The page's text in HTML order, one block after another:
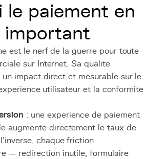
le paiement en
important
est le nerf de la guerre pour toute
sur Internet. Sa qualite
impact direct et mesurable sur le
utilisateur et la conformite
: une experience de paiement
augmente directement le taux de
chaque friction
— redirection inutile, formulaire